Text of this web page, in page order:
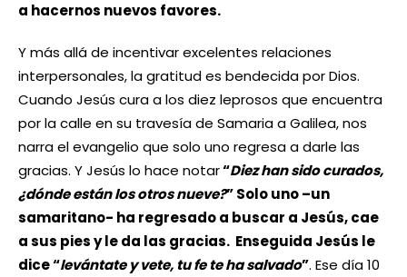
a hacernos nuevos favores.
Y más allá de incentivar excelentes relaciones
interpersonales, la gratitud es bendecida por Dios.
Cuando Jesús cura a los diez leprosos que encuentra
por la calle en su travesía de Samaria a Galilea, nos
narra el evangelio que solo uno regresa a darle las
gracias. Y Jesús lo hace notar“Diez han sido curados,
¿dónde están los otros nueve?” Solo uno –un
samaritano- ha regresado a buscar a Jesús, cae
a sus pies y le da las gracias. Enseguida Jesús le
dice “levántate y vete, tu fe te ha salvado”. Ese día 10